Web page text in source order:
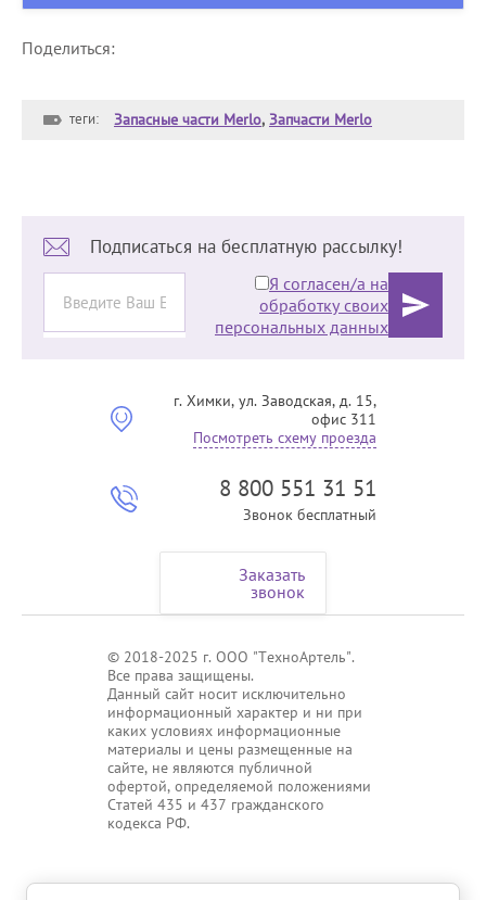
Поделиться:
теги: Запасные части Merlo, Запчасти Merlo
Подписаться на бесплатную рассылку!
Я согласен/а на
обработку своих
персональных данных
г. Химки, ул. Заводская, д. 15,
офис 311
Посмотреть схему проезда
8 800 551 31 51
Звонок бесплатный
Заказать
звонок
© 2018-2025 г. ООО "ТехноАртель".
Все права защищены.
Данный сайт носит исключительно
информационный характер и ни при
каких условиях информационные
материалы и цены размещенные на
сайте, не являются публичной
офертой, определяемой положениями
Статей 435 и 437 гражданского
кодекса РФ.